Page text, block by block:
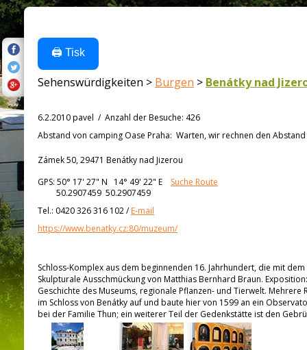
🖨️ Tisk
Sehenswürdigkeiten > Burgen > Benátky nad
6.2.2010 pavel / Anzahl der Besuche: 426
Abstand von camping Oase Praha: Warten, wir rechnen den
Zámek 50, 29471 Benátky nad Jizerou
GPS: 50° 17' 27" N 14° 49' 22" E
Suche Route
50.2907459 50.2907459
Tel.: 0420 326 316 102/E-mail
https://www.benatky.cz:80/muzeum/
Schloss-Komplex aus dem beginnenden 16. Jahrhundert, die mit
Skulpturale Ausschmückung von Matthias Bernhard Braun.
Geschichte des Museums, regionale Pflanzen- und Tierwelt.
im Schloss von Benátky auf und baute hier von 1599 an ein
bei der Familie Thun; ein weiterer Teil der Gedenkstätte ist den